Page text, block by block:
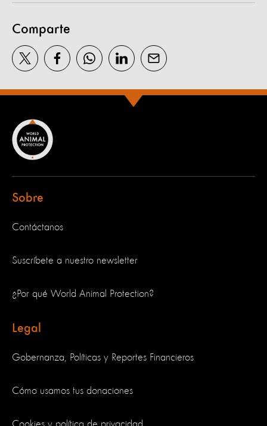
Comparte
Sobre
Contáctanos
Suscríbete a nuestro newsletter
¿Por qué World Animal Protection?
Legal
Gobernanza, Políticas y Reportes Financieros
Cómo usamos tus donaciones